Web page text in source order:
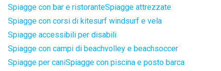
Spiagge con bar e ristoranteSpiagge attrezzate
Spiagge con corsi di kitesurf windsurf e vela
Spiagge accessibili per disabili
Spiagge con campi di beachvolley e beachsoccer
Spiagge per caniSpiagge con piscina e posto barca